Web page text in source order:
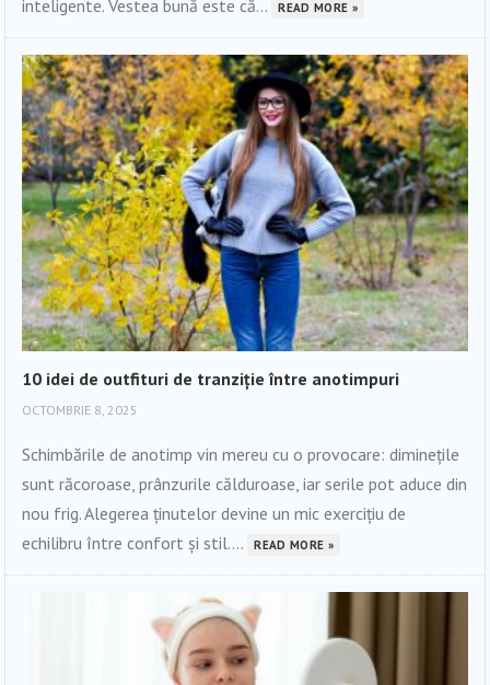
inteligente. Vestea bună este că... READ MORE »
10 idei de outfituri de tranziție între anotimpuri
OCTOMBRIE 8, 2025
Schimbările de anotimp vin mereu cu o provocare: diminețile
sunt răcoroase, prânzurile călduroase, iar serile pot aduce din
nou frig. Alegerea ținutelor devine un mic exercițiu de
echilibru între confort și stil....
READ MORE »